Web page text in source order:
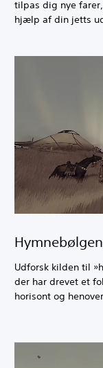
tilpas dig nye
hjælp af din jetts
Hymnebølgen
Udforsk kilden til
der har drevet et
horisont og